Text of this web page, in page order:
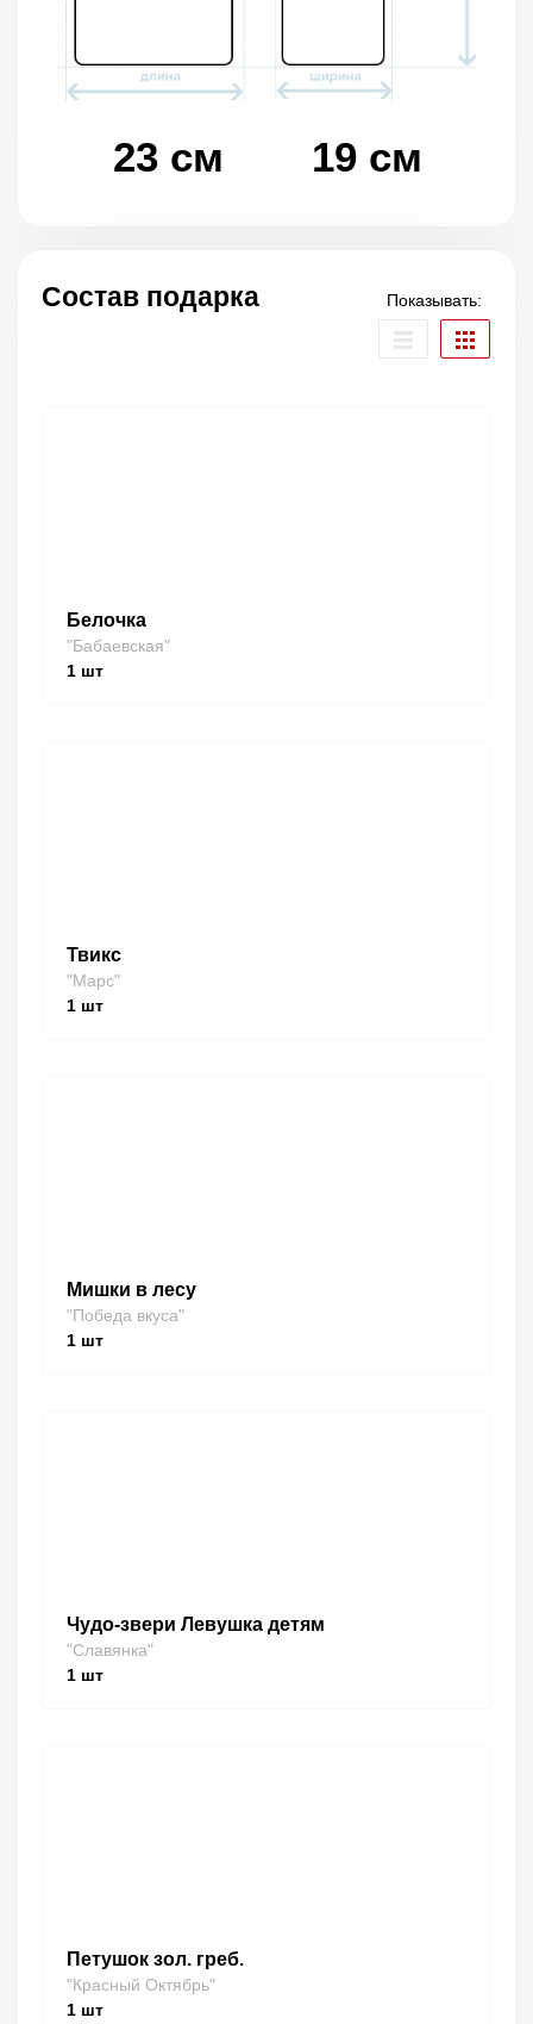
23 см 19 см
Состав подарка Показывать:
Белочка
"Бабаевская"
1 шт
Твикс
"Марс"
1 шт
Мишки в лесу
"Победа вкуса"
1 шт
Чудо-звери Левушка детям
"Славянка"
1 шт
Петушок зол. греб.
"Красный Октябрь"
1 шт